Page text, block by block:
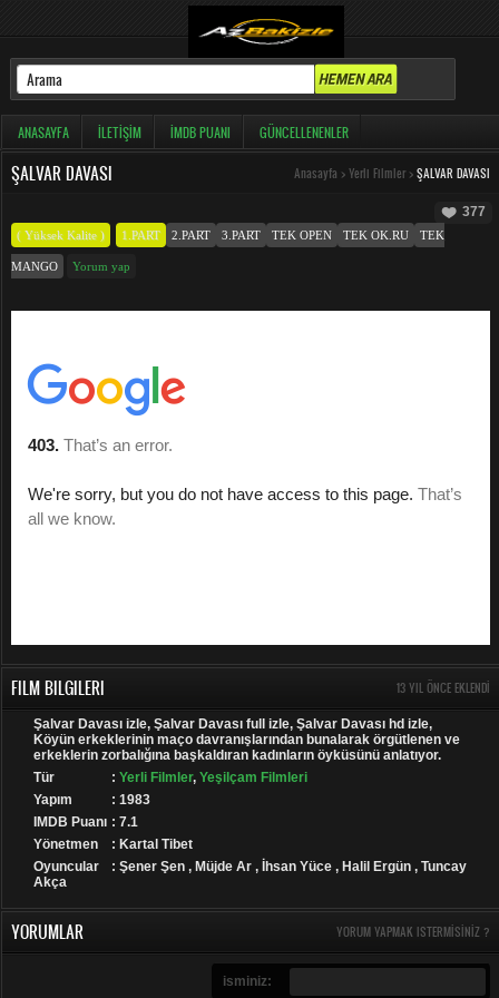
ANASAYFA İLETIŞIM İMDB PUANI GÜNCELLENENLER
ŞALVAR DAVASI Anasayfa > Yerli Filmler> ŞALVAR DAVASI
377
( Yüksek Kalite ) 1.PART 2.PART 3.PART TEK OPEN TEK OK.RU TEK
MANGO Yorum yap
FILM BILGILERI 13 YIL ÖNCE EKLENDI
Şalvar Davası izle, Şalvar Davası full izle, Şalvar Davası hd izle,
Köyün erkeklerinin maço davranışlarından bunalarak örgütlenen ve
erkeklerin zorbalığına başkaldıran kadınların öyküsünü anlatıyor.
Tür
: Yerli Filmler, Yeşilçam Filmleri
Yapım
: 1983
IMDB Puanı : 7.1
Yönetmen
: Kartal Tibet
Oyuncular
: Şener Şen , Müjde Ar , İhsan Yüce , Halil Ergün , Tuncay
Akça
YORUMLAR YORUM YAPMAK ISTERMISINIZ ?
isminiz: